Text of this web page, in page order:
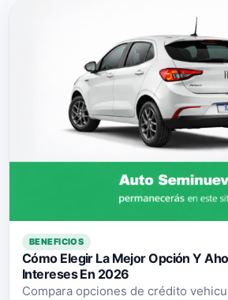
BENEFICIOS
Cómo Elegir La Mejor Opción Y
Intereses En 2026
Compara opciones de crédito